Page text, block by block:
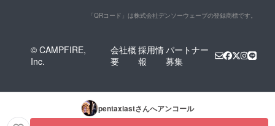
「QRコード」は株式会社デンソーウェーブの登録商標です。
© CAMPFIRE,
Inc.
会社概
要
採用情
報
パートナー
募集
pentaxiastさんへアンコール